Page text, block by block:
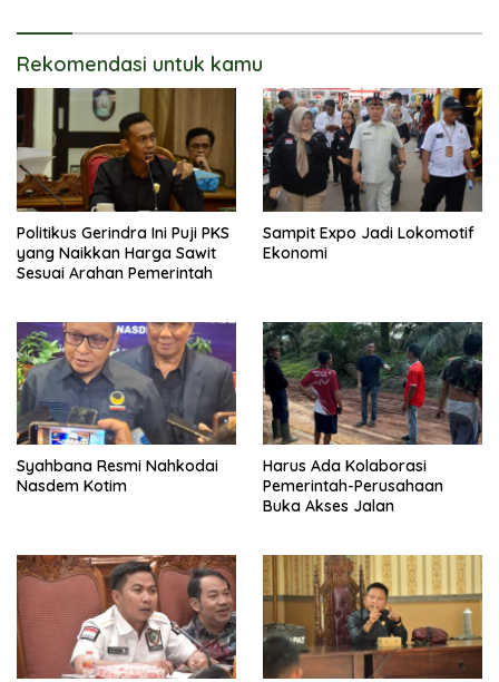
Rekomendasi untuk kamu
Politikus Gerindra Ini Puji PKS
yang Naikkan Harga Sawit
Sesuai Arahan Pemerintah
Sampit Expo Jadi Lokomotif
Ekonomi
Syahbana Resmi Nahkodai
Nasdem Kotim
Harus Ada Kolaborasi
Pemerintah-Perusahaan
Buka Akses Jalan